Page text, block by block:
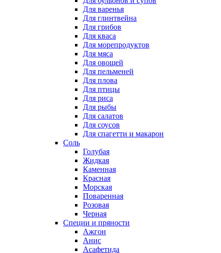
Для варенья
Для глинтвейна
Для грибов
Для кваса
Для морепродуктов
Для мяса
Для овощей
Для пельменей
Для плова
Для птицы
Для риса
Для рыбы
Для салатов
Для соусов
Для спагетти и макарон
Соль
Голубая
Жидкая
Каменная
Красная
Морская
Поваренная
Розовая
Черная
Специи и пряности
Ажгон
Анис
Асафетида